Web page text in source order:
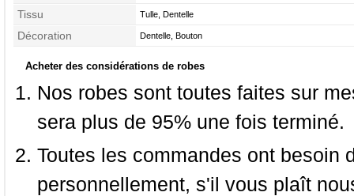
Tissu Tulle, Dentelle
Décoration Dentelle, Bouton
Acheter des considérations de robes
Nos robes sont toutes faites sur
sera plus de 95% une fois terminé.
Toutes les commandes ont besoin
personnellement, s'il vous plaît